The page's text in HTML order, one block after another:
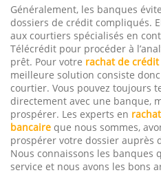
Généralement, les banques
dossiers de crédit compliqués.
aux courtiers spécialisés en
Télécrédit pour procéder à
prêt. Pour votre rachat de
meilleure solution consiste
courtier. Vous pouvez toujours
directement avec une banque,
prospérer. Les experts en
bancaire que nous sommes,
prospérer votre dossier auprès
Nous connaissons les banques
service et nous avons les bons